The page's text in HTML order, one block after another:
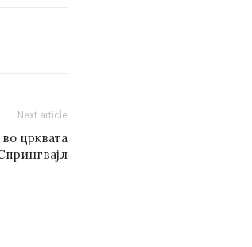
Next article
црквата